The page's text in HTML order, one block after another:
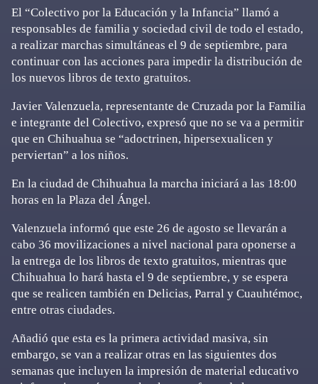
El “Colectivo por la Educación y la Infancia” llamó a
responsables de familia y sociedad civil de todo el estado,
a realizar marchas simultáneas el 9 de septiembre, para
continuar con las acciones para impedir la distribución de
los nuevos libros de texto gratuitos.
Javier Valenzuela, representante de Cruzada por la Familia
e integrante del Colectivo, expresó que no se va a permitir
que en Chihuahua se “adoctrinen, hipersexualicen y
perviertan” a los niños.
En la ciudad de Chihuahua la marcha iniciará a las 18:00
horas en la Plaza del Ángel.
Valenzuela informó que este 26 de agosto se llevarán a
cabo 36 movilizaciones a nivel nacional para oponerse a
la entrega de los libros de texto gratuitos, mientras que
Chihuahua lo hará hasta el 9 de septiembre, y se espera
que se realicen también en Delicias, Parral y Cuauhtémoc,
entre otras ciudades.
Añadió que esta es la primera actividad masiva, sin
embargo, se van a realizar otras en las siguientes dos
semanas que incluyen la impresión de material educativo